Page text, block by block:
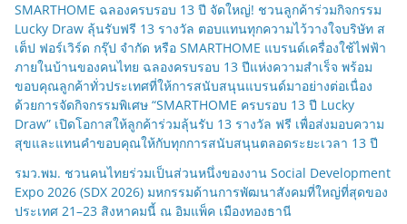
SMARTHOME ฉลองครบรอบ 13 ปี จัดใหญ่! ชวนลูกค้าร่วมกิจกรรม
Lucky Draw ลุ้นรับฟรี 13 รางวัล ตอบแทนทุกความไว้วางใจบริษัท ส
เต็ป ฟอร์เวิร์ด กรุ๊ป จำกัด หรือ SMARTHOME แบรนด์เครื่องใช้ไฟฟ้า
ภายในบ้านของคนไทย ฉลองครบรอบ 13 ปีแห่งความสำเร็จ พร้อม
ขอบคุณลูกค้าทั่วประเทศที่ให้การสนับสนุนแบรนด์มาอย่างต่อเนื่อง
ด้วยการจัดกิจกรรมพิเศษ “SMARTHOME ครบรอบ 13 ปี Lucky
Draw” เปิดโอกาสให้ลูกค้าร่วมลุ้นรับ 13 รางวัล ฟรี เพื่อส่งมอบความ
สุขและแทนคำขอบคุณให้กับทุกการสนับสนุนตลอดระยะเวลา 13 ปี
รมว.พม. ชวนคนไทยร่วมเป็นส่วนหนึ่งของงาน Social Development
Expo 2026 (SDX 2026) มหกรรมด้านการพัฒนาสังคมที่ใหญ่ที่สุดของ
ประเทศ 21–23 สิงหาคมนี้ ณ อิมแพ็ค เมืองทองธานี